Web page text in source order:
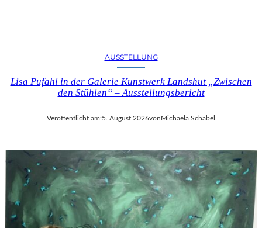
R
I
H
S
C
H
A
B
E
S
F
S
–
F
I
L
M
K
AUSSTELLUNG
Lisa Pufahl in der Galerie Kunstwerk Landshut „Zwischen
den Stühlen“ – Ausstellungsbericht
Veröffentlicht am:5. August 2026von Michaela Schabel